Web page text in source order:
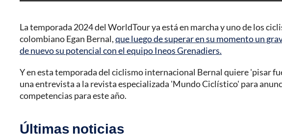
La temporada 2024 del WorldTour ya está en marcha y uno de los
colombiano Egan Bernal,que luego de superar en su momento un
de nuevo su potencial con el equipo Ineos Grenadiers.
Y en esta temporada del ciclismo internacional Bernal quiere 'pisar
una entrevista a la revista especializada 'Mundo Ciclístico' para
competencias para este año.
Últimas noticias